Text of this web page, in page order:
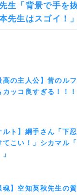
生「背景で手を
先生はスゴイ！
高の主人公】昔のル
カッコ良すぎる！！！
ルト】綱手さん「下
てこい！」シカマル
魂】空知英秋先生の